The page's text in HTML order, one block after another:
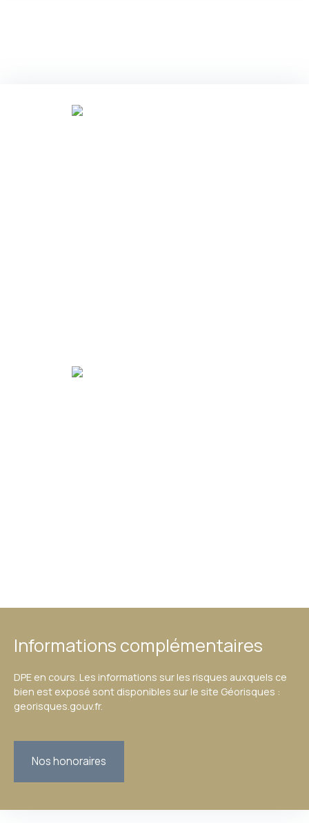
Informations complémentaires
DPE en cours. Les informations sur les risques auxquels ce
bien est exposé sont disponibles sur le site Géorisques :
georisques.gouv.fr.
Nos honoraires